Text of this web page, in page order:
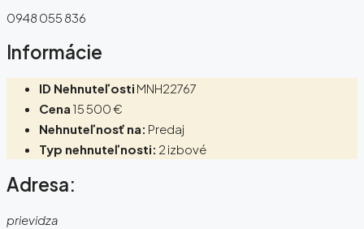
0948 055 836
Informácie
ID Nehnuteľosti MNH22767
Cena 15 500 €
Nehnuteľnosť na: Predaj
Typ nehnuteľnosti: 2 izbové
Adresa:
prievidza